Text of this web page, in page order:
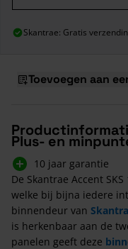
Skantrae: Gratis
Toevoegen aan
Plus- en
10 jaar garantie
De Skantrae Accent
welke bij bijna iedere
binnendeur van
is herkenbaar aan de
panelen geeft deze